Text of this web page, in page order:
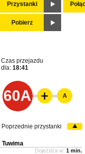
Przystanki
Pobierz
Czas przejazdu
dla: 18:41
60A A
Poprzednie przystanki
Tuwima
Dojeżdża w: 1 min.